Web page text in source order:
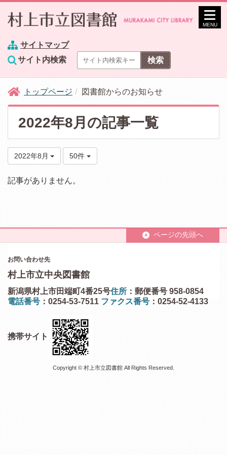
サイトマップ
サイト内検索
MENU
トップページ 図書館からのお知らせ
2022年8月の記事一覧
2022年8月 50件
記事がありません。
ページの先頭へ
お問い合わせ先
村上市立中央図書館
住所 ：郵便番号 958-0854
新潟県村上市田端町4番25号
電話番号 ：0254-53-7511 ファクス番号 ：0254-52-4133
携帯サイト
Copyright © 村上市立図書館 All Rights Reserved.